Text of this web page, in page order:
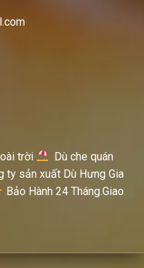
trời
Dù che quán
ty sản xuất Dù Hưng Gia
Bảo Hành 24 Tháng.Giao